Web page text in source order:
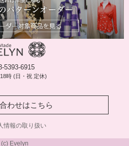
5393-6915
時 (日・祝 定休)
わせはこちら
情報の取り扱い
(c) Evelyn